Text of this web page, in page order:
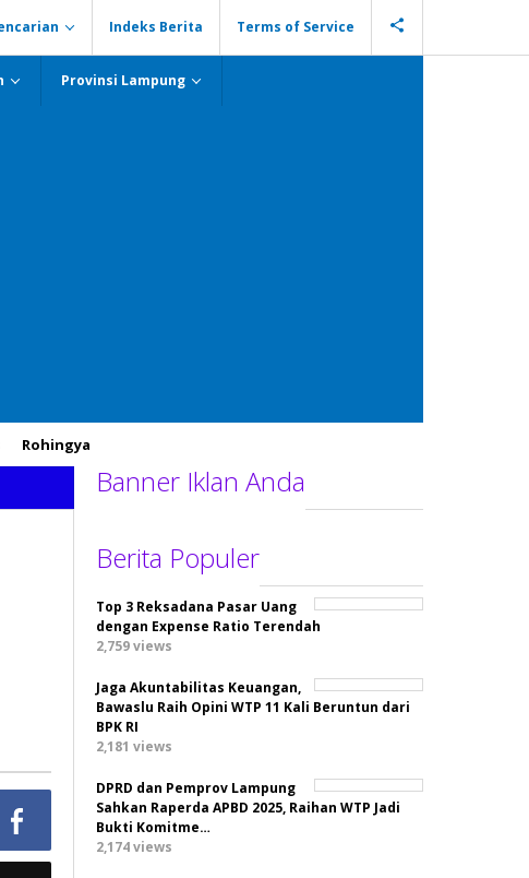
Indeks Berita Terms of Service
Provinsi Lampung
Rohingya
Banner Iklan Anda
Berita Populer
Top 3 Reksadana Pasar Uang
dengan Expense Ratio Terendah
2,759 views
Jaga Akuntabilitas Keuangan,
Bawaslu Raih Opini WTP 11 Kali Beruntun dari
BPK RI
2,181 views
DPRD dan Pemprov Lampung
Sahkan Raperda APBD 2025, Raihan WTP Jadi
Bukti Komitme…
2,174 views